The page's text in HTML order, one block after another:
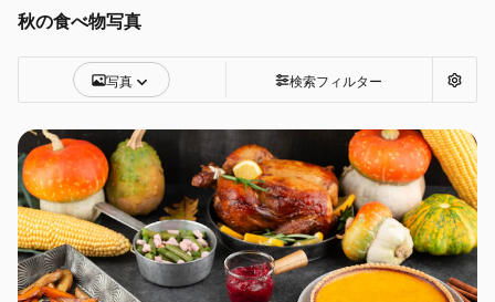
秋の食べ物写真
写真 検索フィルター